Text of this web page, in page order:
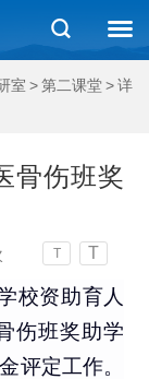
室 >第二课堂>详
骨伤班奖
T T
校资助育人
伤班奖助学
评定工作。